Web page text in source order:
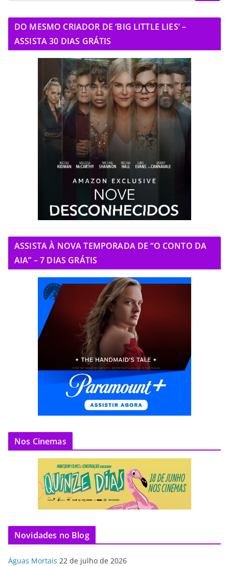
DO MESMO CRIADOR DE ‘BIG LITTLE LIES’ –
ASSISTA 30 DIAS GRÁTIS
ASSISTA À NOVA TEMPORADA DE “O CONTO DA
AIA” – 7 DIAS GRÁTIS
Nos Cinemas
Novidades no Blog
Águas Mortais 22 de julho de 2026